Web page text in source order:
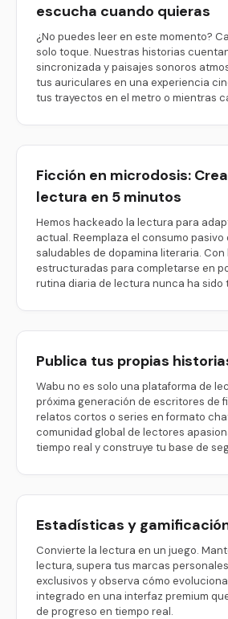
escucha cuando quieras
¿No puedes leer en este momento?
solo toque. Nuestras historias
sincronizada y paisajes sonoros
tus auriculares en una experiencia
tus trayectos en el metro o mientras
Ficción en microdosis:
lectura en 5 minutos
Hemos hackeado la lectura para
actual. Reemplaza el consumo
saludables de dopamina literaria.
estructuradas para completarse en
rutina diaria de lectura nunca ha sido
Publica tus propias
Wabu no es solo una plataforma de
próxima generación de escritores de
relatos cortos o series en formato
comunidad global de lectores
tiempo real y construye tu base de
Estadísticas y
Convierte la lectura en un juego.
lectura, supera tus marcas
exclusivos y observa cómo
integrado en una interfaz premium
de progreso en tiempo real.